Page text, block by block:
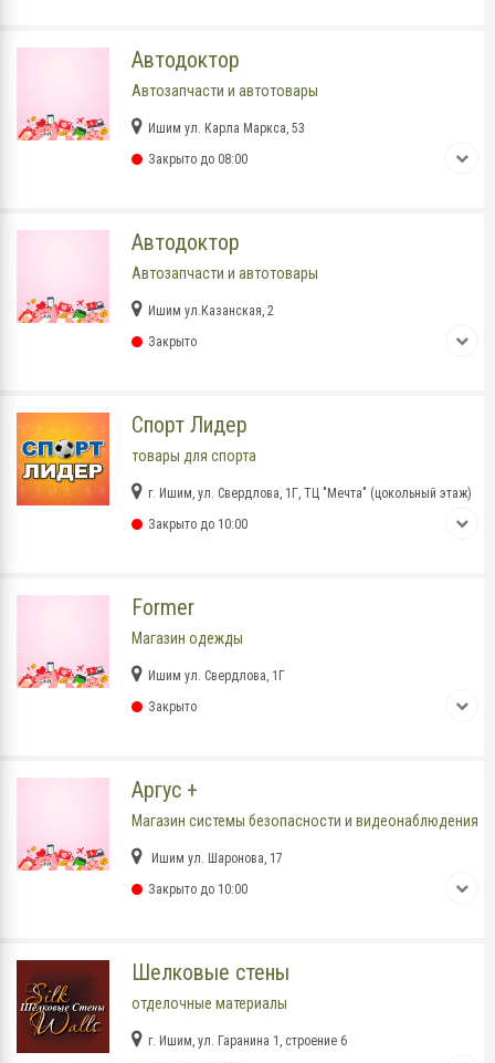
Автодоктор
Автозапчасти и автотовары
Ишим ул. Карла Маркса, 53
Закрыто до 08:00
Автодоктор
Автозапчасти и автотовары
Ишим ул.Казанская, 2
Закрыто
Спорт Лидер
товары для спорта
г. Ишим, ул. Свердлова, 1Г, ТЦ "Мечта" (цокольный этаж)
Закрыто до 10:00
Former
Магазин одежды
Ишим ул. Свердлова, 1Г
Закрыто
Аргус +
Магазин системы безопасности и видеонаблюдения
Ишим ул. Шаронова, 17
Закрыто до 10:00
Шелковые стены
отделочные материалы
г. Ишим, ул. Гаранина 1, строение 6